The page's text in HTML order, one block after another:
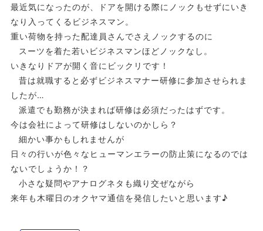
最近気になったのが、ドアを開ける際にノックもせずにいき
なり入ってくるビジネスマン。
重い荷物を持った配達員さんでさえノックするのに
スーツを着た若いビジネスマンほどノックなし。
いきなりドアが開く音にビックリです！
昔は就職すると必ずビジネスマナー研修に参加させられま
したが…
派遣でも勤務が決まれば研修は必須だったはずです。
今は会社によって研修はしないのかしら？
細かい事かもしれませんが
日々の行いが色々なヒューマンエラーの防止策になるのでは
ないでしょうか！？
小さな疑問やアナログネタも織り交ぜながら
来年も木曜日のオクヤマ通信を発信したいと思います♪